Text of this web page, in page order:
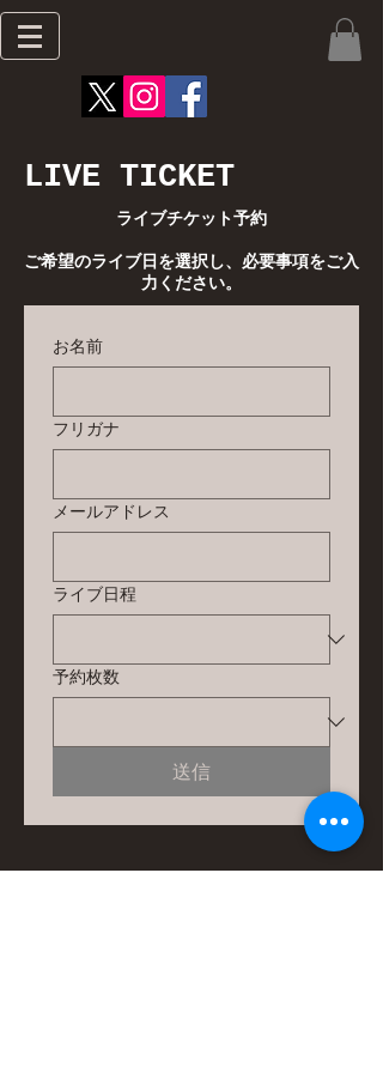
LIVE TICKET
ライブチケット予約
ご希望のライブ日を選択し、必要事項をご入
力ください。
お名前
フリガナ
メールアドレス
ライブ日程
予約枚数
送信